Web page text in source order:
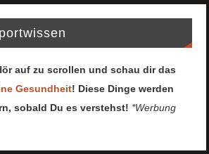
auf zu scrollen und schau dir das
Gesundheit! Diese Dinge werden
sobald Du es verstehst! *Werbung